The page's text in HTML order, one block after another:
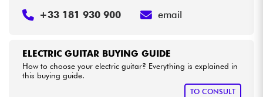
ELECTRIC GUITAR BUYING GUIDE
How to choose your electric guitar? Everything is explained in
this buying guide.
TO CONSULT
+33 181 930 900 email